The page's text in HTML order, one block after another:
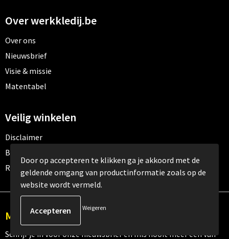
Over werkkledij.be
Over ons
Nieuwsbrief
Visie & missie
Matentabel
Veilig winkelen
Disclaimer
Betaalmethoden
Retourneren
Meld je aan voor onze nieuwsbrief
Schrijf je in voor onze nieuwsbrief en mis nooit meer één van
Door op accepteren te klikken ga je akkoord met de
geldende omgang van productinformatie zoals op de
website wordt vermeld.
Weigeren